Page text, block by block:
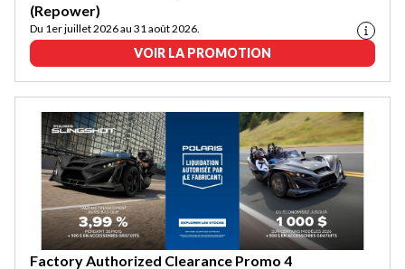
(Repower)
Du 1er juillet 2026 au 31 août 2026.
VOIR LA PROMOTION
Factory Authorized Clearance Promo 4